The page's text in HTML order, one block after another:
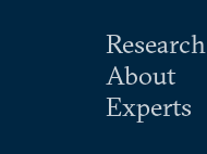
Research
About
Experts